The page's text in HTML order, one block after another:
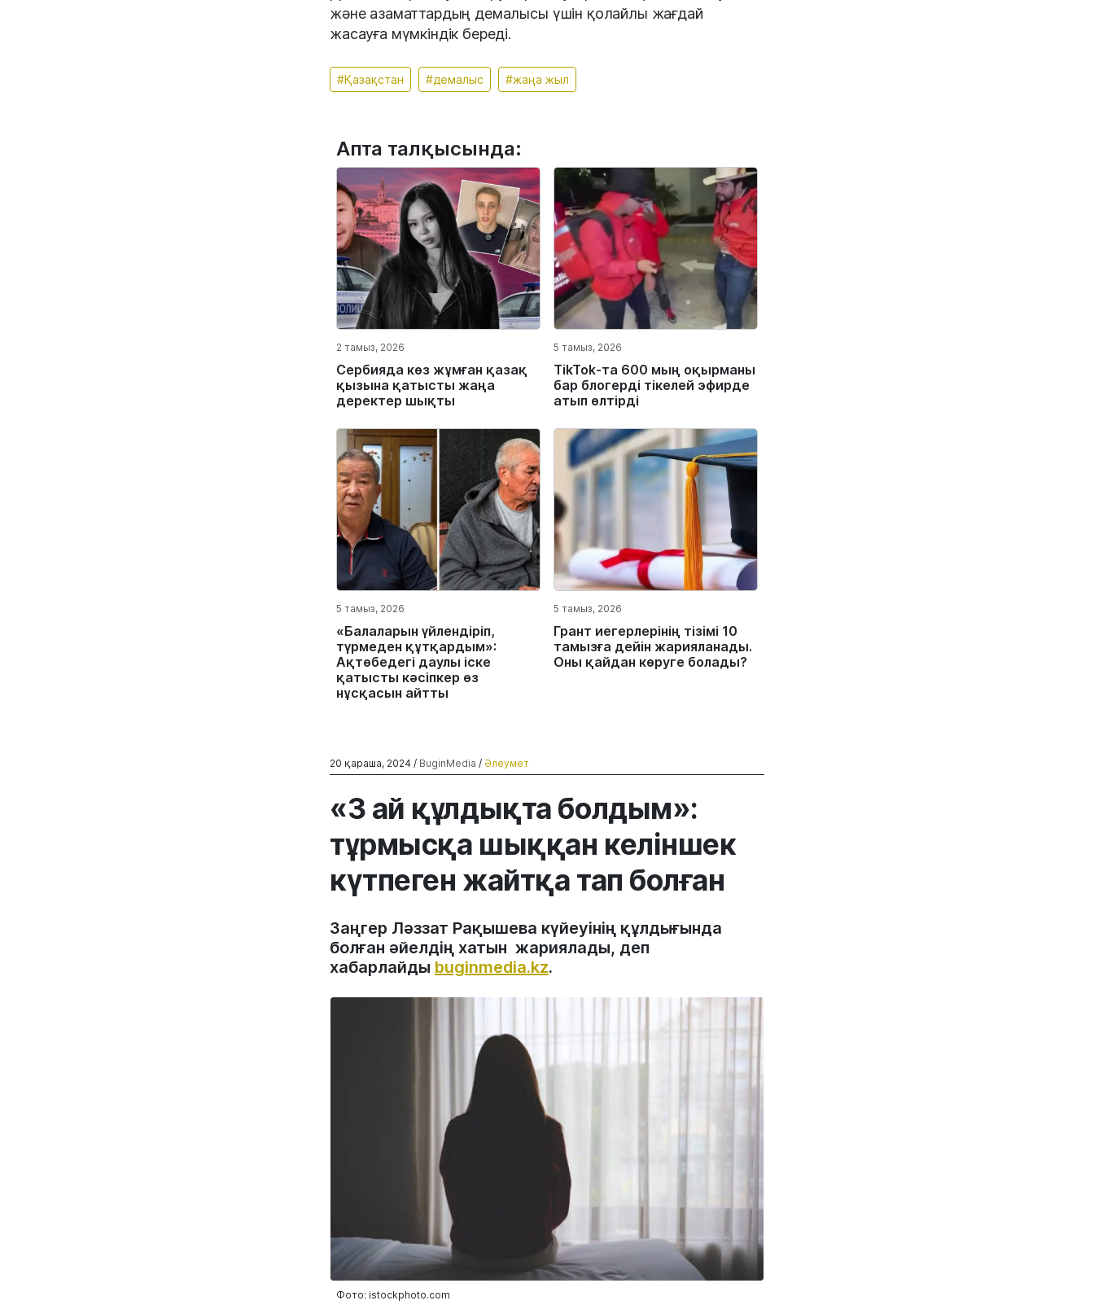
және азаматтардың демалысы үшін қолайлы жағдай
жасауға мүмкіндік береді.
#Қазақстан #демалыс #жаңа жыл
Апта талқысында:
2 тамыз, 2026
Сербияда көз жұмған қазақ
қызына қатысты жаңа
деректер шықты
5 тамыз, 2026
TikTok-та 600 мың оқырманы
бар блогерді тікелей эфирде
атып өлтірді
5 тамыз, 2026
«Балаларын үйлендіріп,
түрмеден құтқардым»:
Ақтөбедегі даулы іске
қатысты кәсіпкер өз
нұсқасын айтты
5 тамыз, 2026
Грант иегерлерінің тізімі 10
тамызға дейін жарияланады.
Оны қайдан көруге болады?
20 қараша, 2024 / BuginMedia / Әлеумет
«3 ай құлдықта болдым»:
тұрмысқа шыққан келіншек
күтпеген жайтқа тап болған
Заңгер Ләззат Рақышева күйеуінің құлдығында
болған әйелдің хатын жариялады, деп
хабарлайды buginmedia.kz.
Фото: istockphoto.com